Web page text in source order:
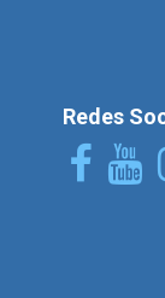
Redes